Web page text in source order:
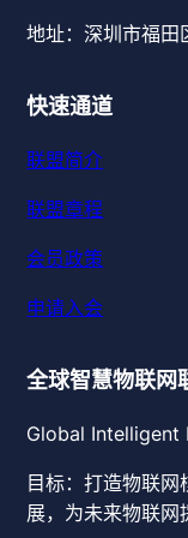
地址：深圳市福田
快速通道
联盟简介
联盟章程
会员政策
申请入会
全球智慧物联网
Global
目标：打造物联
展，为未来物联网